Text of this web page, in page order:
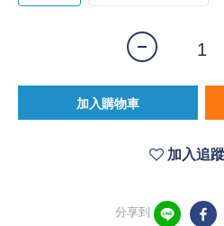
加入購物車
加入追
分享到